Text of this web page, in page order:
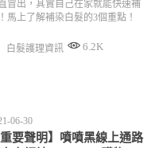
冒出，其實自己在家就能快速補
馬上了解補染白髮的3個重點！
白髮護理資訊 6.2K
06-30
重要聲明】噴噴黑線上通路